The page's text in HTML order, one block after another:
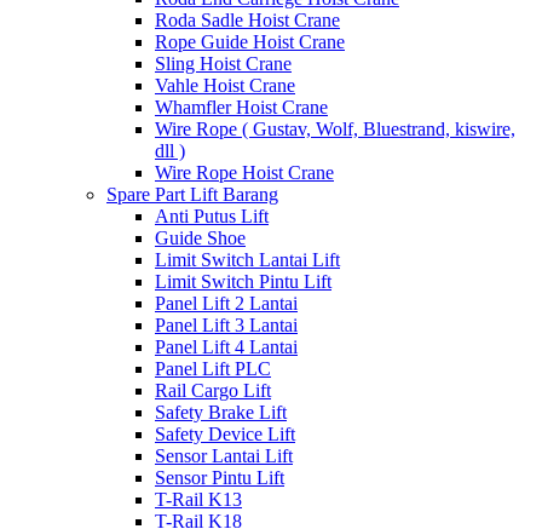
Roda Sadle Hoist Crane
Rope Guide Hoist Crane
Sling Hoist Crane
Vahle Hoist Crane
Whamfler Hoist Crane
Wire Rope ( Gustav, Wolf, Bluestrand, kiswire,
dll )
Wire Rope Hoist Crane
Spare Part Lift Barang
Anti Putus Lift
Guide Shoe
Limit Switch Lantai Lift
Limit Switch Pintu Lift
Panel Lift 2 Lantai
Panel Lift 3 Lantai
Panel Lift 4 Lantai
Panel Lift PLC
Rail Cargo Lift
Safety Brake Lift
Safety Device Lift
Sensor Lantai Lift
Sensor Pintu Lift
T-Rail K13
T-Rail K18